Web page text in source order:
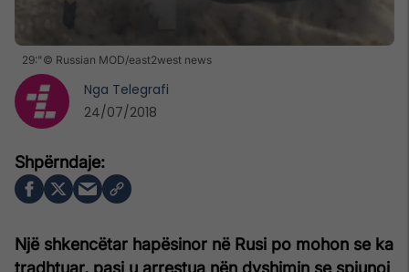
29:"© Russian MOD/east2west news
Një shkencëtar hapësinor në Rusi po mohon se ka
tradhtuar, pasi u arrestua nën dyshimin se spiunoi
Nga Telegrafi
24/07/2018